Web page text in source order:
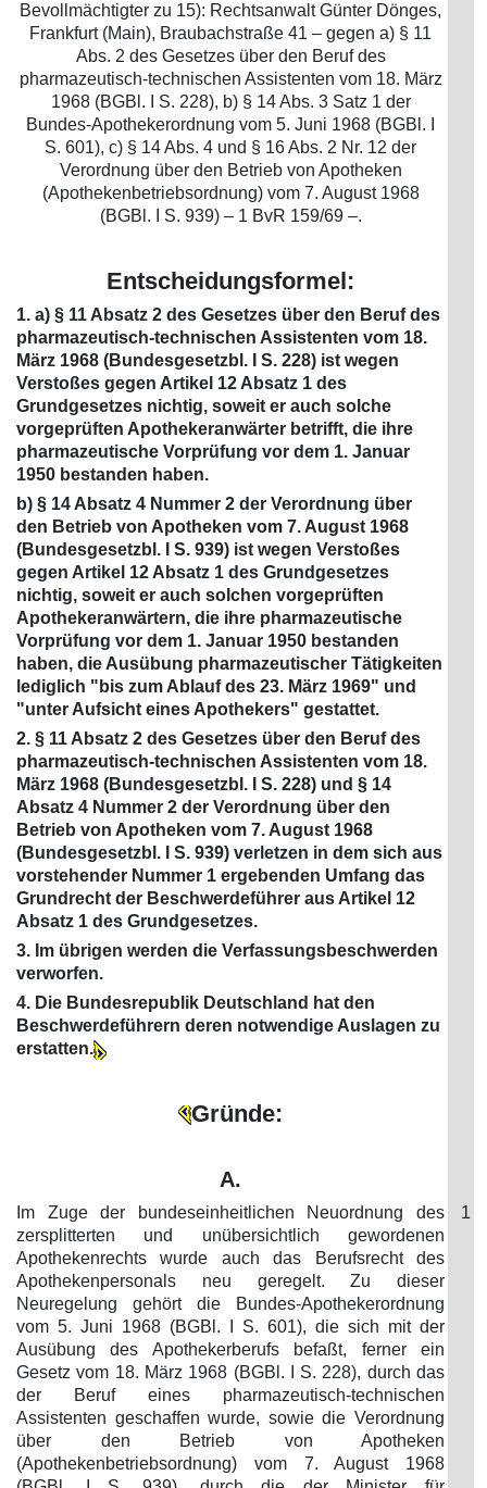
Bevollmächtigter zu 15): Rechtsanwalt Günter Dönges,
Frankfurt (Main), Braubachstraße 41 – gegen a) § 11
Abs. 2 des Gesetzes über den Beruf des
pharmazeutisch-technischen Assistenten vom 18. März
1968 (BGBl. I S. 228), b) § 14 Abs. 3 Satz 1 der
Bundes-Apothekerordnung vom 5. Juni 1968 (BGBl. I
S. 601), c) § 14 Abs. 4 und § 16 Abs. 2 Nr. 12 der
Verordnung über den Betrieb von Apotheken
(Apothekenbetriebsordnung) vom 7. August 1968
(BGBl. I S. 939) – 1 BvR 159/69 –.
Entscheidungsformel:
1. a) § 11 Absatz 2 des Gesetzes über den Beruf des
pharmazeutisch-technischen Assistenten vom 18.
März 1968 (Bundesgesetzbl. I S. 228) ist wegen
Verstoßes gegen Artikel 12 Absatz 1 des
Grundgesetzes nichtig, soweit er auch solche
vorgeprüften Apothekeranwärter betrifft, die ihre
pharmazeutische Vorprüfung vor dem 1. Januar
1950 bestanden haben.
b) § 14 Absatz 4 Nummer 2 der Verordnung über
den Betrieb von Apotheken vom 7. August 1968
(Bundesgesetzbl. I S. 939) ist wegen Verstoßes
gegen Artikel 12 Absatz 1 des Grundgesetzes
nichtig, soweit er auch solchen vorgeprüften
Apothekeranwärtern, die ihre pharmazeutische
Vorprüfung vor dem 1. Januar 1950 bestanden
haben, die Ausübung pharmazeutischer Tätigkeiten
lediglich "bis zum Ablauf des 23. März 1969" und
"unter Aufsicht eines Apothekers" gestattet.
2. § 11 Absatz 2 des Gesetzes über den Beruf des
pharmazeutisch-technischen Assistenten vom 18.
März 1968 (Bundesgesetzbl. I S. 228) und § 14
Absatz 4 Nummer 2 der Verordnung über den
Betrieb von Apotheken vom 7. August 1968
(Bundesgesetzbl. I S. 939) verletzen in dem sich aus
vorstehender Nummer 1 ergebenden Umfang das
Grundrecht der Beschwerdeführer aus Artikel 12
Absatz 1 des Grundgesetzes.
3. Im übrigen werden die Verfassungsbeschwerden
verworfen.
4. Die Bundesrepublik Deutschland hat den
Beschwerdeführern deren notwendige Auslagen zu
erstatten.
Gründe:
A.
Im Zuge der bundeseinheitlichen Neuordnung des
zersplitterten und unübersichtlich gewordenen
Apothekenrechts wurde auch das Berufsrecht des
Apothekenpersonals neu geregelt. Zu dieser
Neuregelung gehört die Bundes-Apothekerordnung
vom 5. Juni 1968 (BGBl. I S. 601), die sich mit der
Ausübung des Apothekerberufs befaßt, ferner ein
Gesetz vom 18. März 1968 (BGBl. I S. 228), durch das
der Beruf eines pharmazeutisch-technischen
Assistenten geschaffen wurde, sowie die Verordnung
über den Betrieb von Apotheken
(Apothekenbetriebsordnung) vom 7. August 1968
1